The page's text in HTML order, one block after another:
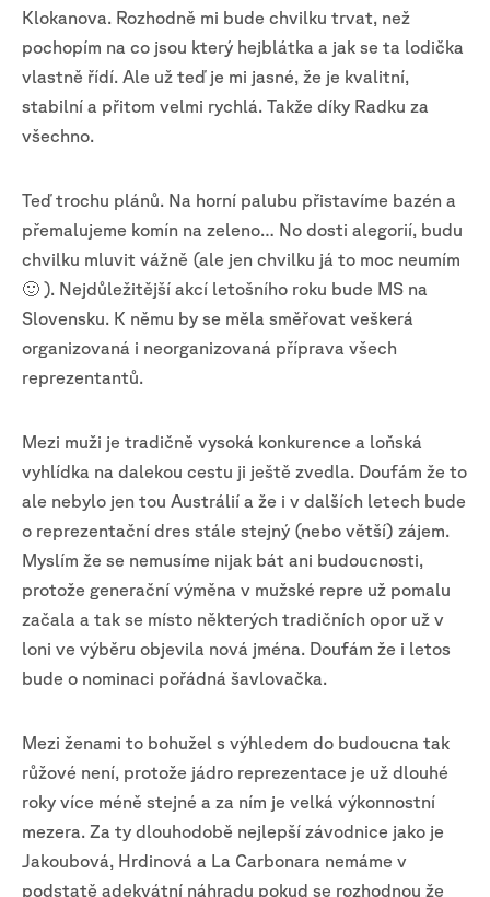
Klokanova. Rozhodně mi bude chvilku trvat, než
pochopím na co jsou který hejblátka a jak se ta lodička
vlastně řídí. Ale už teď je mi jasné, že je kvalitní,
stabilní a přitom velmi rychlá. Takže díky Radku za
všechno.
Teď trochu plánů. Na horní palubu přistavíme bazén a
přemalujeme komín na zeleno… No dosti alegorií, budu
chvilku mluvit vážně (ale jen chvilku já to moc neumím
🙂 ). Nejdůležitější akcí letošního roku bude MS na
Slovensku. K němu by se měla směřovat veškerá
organizovaná i neorganizovaná příprava všech
reprezentantů.
Mezi muži je tradičně vysoká konkurence a loňská
vyhlídka na dalekou cestu ji ještě zvedla. Doufám že to
ale nebylo jen tou Austrálií a že i v dalších letech bude
o reprezentační dres stále stejný (nebo větší) zájem.
Myslím že se nemusíme nijak bát ani budoucnosti,
protože generační výměna v mužské repre už pomalu
začala a tak se místo některých tradičních opor už v
loni ve výběru objevila nová jména. Doufám že i letos
bude o nominaci pořádná šavlovačka.
Mezi ženami to bohužel s výhledem do budoucna tak
růžové není, protože jádro reprezentace je už dlouhé
roky více méně stejné a za ním je velká výkonnostní
mezera. Za ty dlouhodobě nejlepší závodnice jako je
Jakoubová, Hrdinová a La Carbonara nemáme v
podstatě adekvátní náhradu pokud se rozhodnou že